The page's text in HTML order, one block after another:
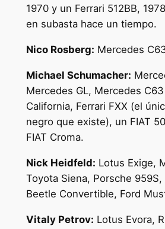
1970 y un Ferrari 512BB,
en subasta hace un tiempo.
Nico Rosberg: Mercedes
Michael Schumacher:
Mercedes GL, Mercedes
California, Ferrari FXX (el
negro que existe), un FIAT
FIAT Croma.
Nick Heidfeld: Lotus Exige,
Toyota Siena, Porsche
Beetle Convertible, Ford
Vitaly Petrov: Lotus Evora,